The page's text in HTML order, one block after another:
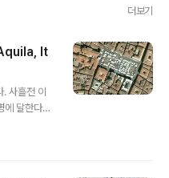
더보기
It
사흘전 이
달한다고
장 많은 피